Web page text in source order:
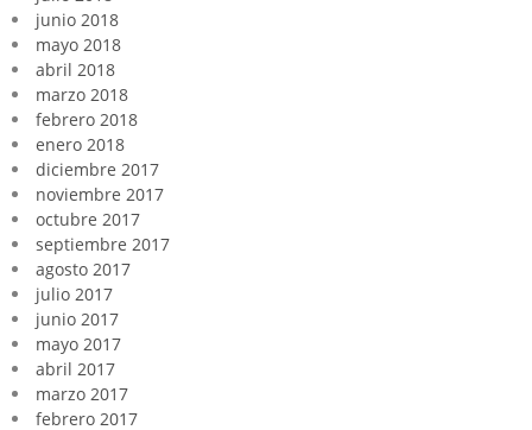
junio 2018
mayo 2018
abril 2018
marzo 2018
febrero 2018
enero 2018
diciembre 2017
noviembre 2017
octubre 2017
septiembre 2017
agosto 2017
julio 2017
junio 2017
mayo 2017
abril 2017
marzo 2017
febrero 2017